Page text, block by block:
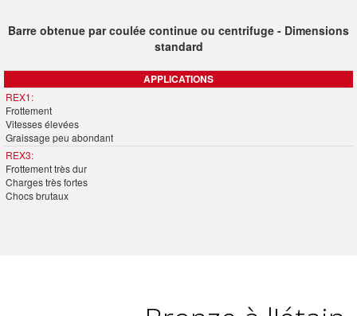
Barre obtenue par coulée continue ou centrifuge - Dimensions
standard
APPLICATIONS
REX1:
Frottement
Vitesses élevées
Graissage peu abondant
REX3:
Frottement très dur
Charges très fortes
Chocs brutaux